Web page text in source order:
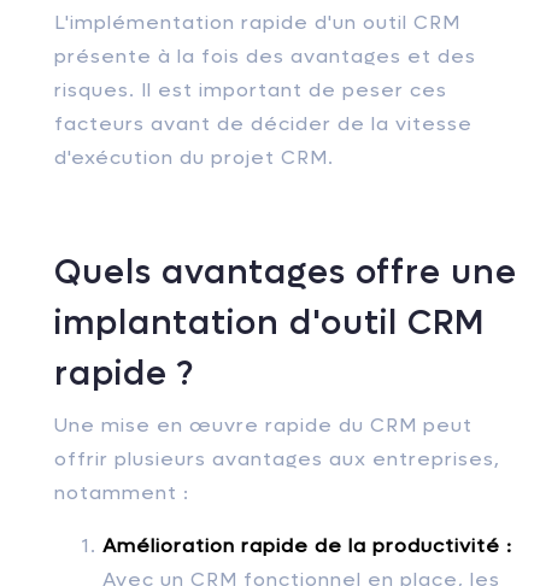
L'implémentation rapide d'un outil CRM
présente à la fois des avantages et des
risques. Il est important de peser ces
facteurs avant de décider de la vitesse
d'exécution du projet CRM.
Quels avantages offre une
implantation d'outil CRM
rapide ?
Une mise en œuvre rapide du CRM peut
offrir plusieurs avantages aux entreprises,
notamment :
Amélioration rapide de la productivité :
Avec un CRM fonctionnel en place, les